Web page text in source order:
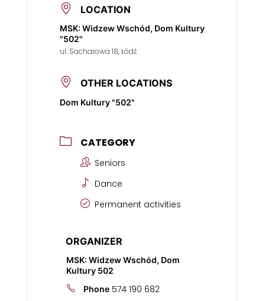
LOCATION
MSK: Widzew Wschód, Dom Kultury
"502"
ul. Sacharowa 18, Łódź
OTHER LOCATIONS
Dom Kultury "502"
CATEGORY
Seniors
Dance
Permanent activities
ORGANIZER
MSK: Widzew Wschód, Dom
Kultury 502
Phone 574 190 682